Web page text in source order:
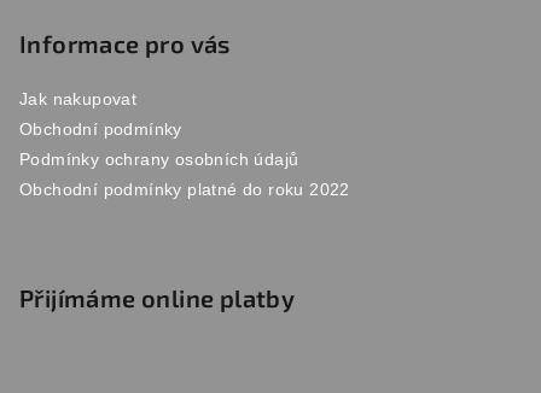
Informace pro vás
Jak nakupovat
Obchodní podmínky
Podmínky ochrany osobních údajů
Obchodní podmínky platné do roku 2022
Přijímáme online platby